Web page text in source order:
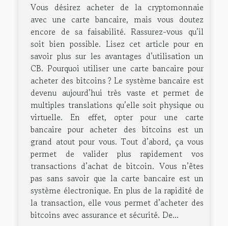
Vous désirez acheter de la cryptomonnaie
avec une carte bancaire, mais vous doutez
encore de sa faisabilité. Rassurez-vous qu’il
soit bien possible. Lisez cet article pour en
savoir plus sur les avantages d’utilisation un
CB. Pourquoi utiliser une carte bancaire pour
acheter des bitcoins ? Le système bancaire est
devenu aujourd’hui très vaste et permet de
multiples translations qu’elle soit physique ou
virtuelle. En effet, opter pour une carte
bancaire pour acheter des bitcoins est un
grand atout pour vous. Tout d’abord, ça vous
permet de valider plus rapidement vos
transactions d’achat de bitcoin. Vous n’êtes
pas sans savoir que la carte bancaire est un
système électronique. En plus de la rapidité de
la transaction, elle vous permet d’acheter des
bitcoins avec assurance et sécurité. De...